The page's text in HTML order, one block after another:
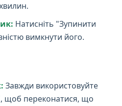
Натисніть "Зупинити
вимкнути його.
Завжди використовуйте
щоб переконатися, що